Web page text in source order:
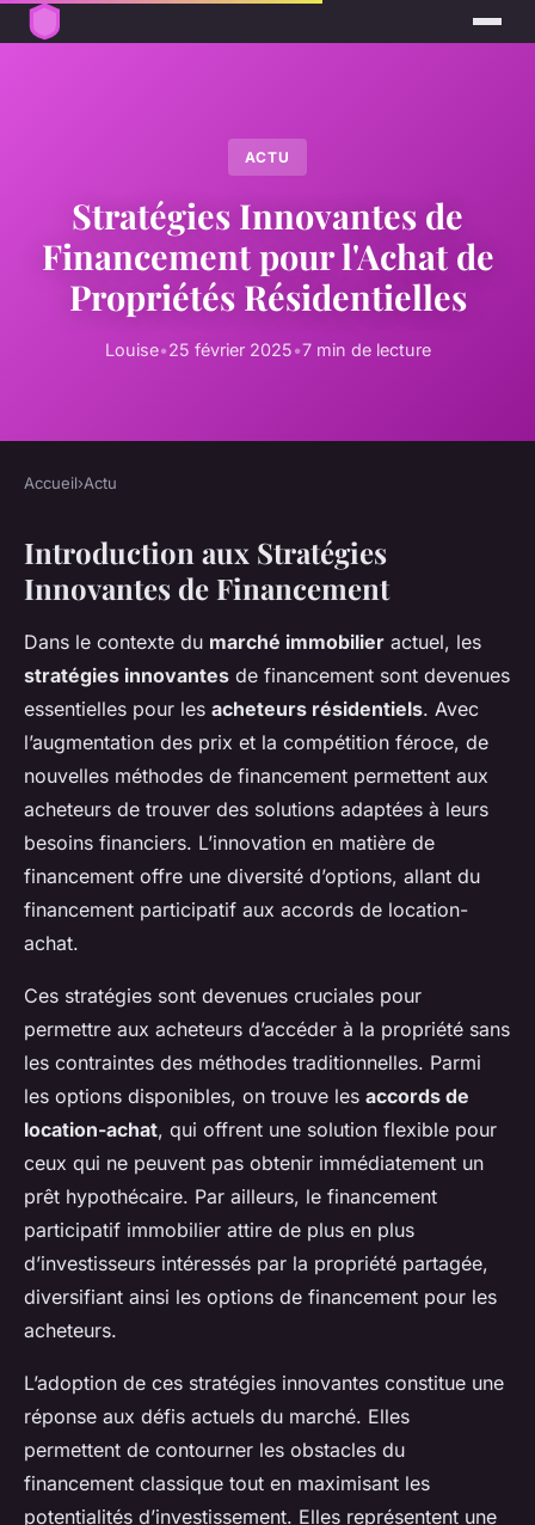
ACTU
Stratégies Innovantes de
Financement pour l'Achat de
Propriétés Résidentielles
Louise•25 février 2025•7 min de lecture
Accueil›Actu
Introduction aux Stratégies
Innovantes de Financement
Dans le contexte du marché immobilier actuel, les
stratégies innovantes de financement sont devenues
essentielles pour les acheteurs résidentiels. Avec
l’augmentation des prix et la compétition féroce, de
nouvelles méthodes de financement permettent aux
acheteurs de trouver des solutions adaptées à leurs
besoins financiers. L’innovation en matière de
financement offre une diversité d’options, allant du
financement participatif aux accords de location-
achat.
Ces stratégies sont devenues cruciales pour
permettre aux acheteurs d’accéder à la propriété sans
les contraintes des méthodes traditionnelles. Parmi
les options disponibles, on trouve les accords de
location-achat, qui offrent une solution flexible pour
ceux qui ne peuvent pas obtenir immédiatement un
prêt hypothécaire. Par ailleurs, le financement
participatif immobilier attire de plus en plus
d’investisseurs intéressés par la propriété partagée,
diversifiant ainsi les options de financement pour les
acheteurs.
L’adoption de ces stratégies innovantes constitue une
réponse aux défis actuels du marché. Elles
permettent de contourner les obstacles du
financement classique tout en maximisant les
potentialités d’investissement. Elles représentent une